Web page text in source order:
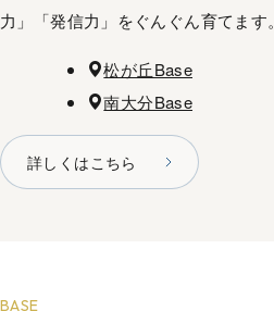
力」「発信力」をぐんぐん育てます。
松が丘Base
南大分Base
詳しくはこちら
BASE